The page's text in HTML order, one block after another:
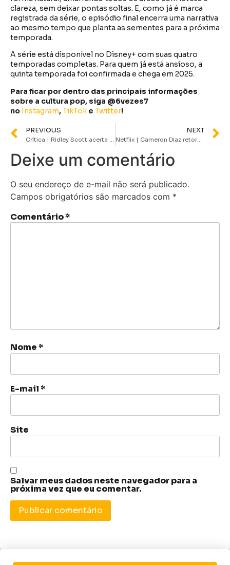
clareza, sem deixar pontas soltas. E, como já é marca
registrada da série, o episódio final encerra uma narrativa
ao mesmo tempo que planta as sementes para a próxima
temporada.
A série está disponível no Disney+ com suas quatro
temporadas completas. Para quem já está ansioso, a
quinta temporada foi confirmada e chega em 2025.
Para ficar por dentro das principais informações
sobre a cultura pop, siga @6vezes7
no Instagram,TikToke Twitter!
PREVIOUS
Crítica | Ridley Scott acerta o tom de um drama épico com Gladiador 2
NEXT
Netflix | Cameron Diaz retorna em “De Volta à Ação” após hiato de mais de uma década
Deixe um comentário
O seu endereço de e-mail não será publicado.
Campos obrigatórios são marcados com *
Comentário*
Nome*
E-mail*
Site
Salvar meus dados neste navegador para a
próxima vez que eu comentar.